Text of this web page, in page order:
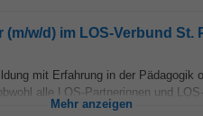
w/d) im LOS-Verbund St.
mit Erfahrung in der Pädagogik
alle LOS-Partnerinnen und
Mehr anzeigen